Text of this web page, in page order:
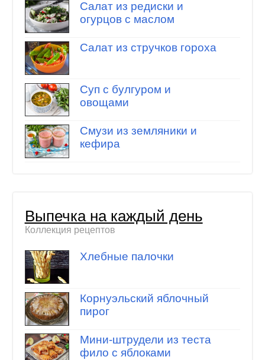
Салат из редиски и
огурцов с маслом
Салат из стручков гороха
Суп с булгуром и
овощами
Смузи из земляники и
кефира
Выпечка на каждый день
Коллекция рецептов
Хлебные палочки
Корнуэльский яблочный
пирог
Мини-штрудели из теста
фило с яблоками